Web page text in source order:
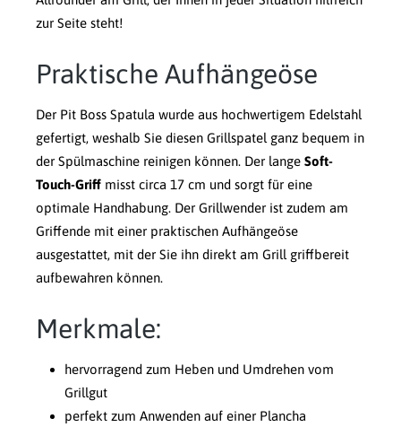
zur Seite steht!
Praktische Aufhängeöse
Der Pit Boss Spatula wurde aus hochwertigem Edelstahl
gefertigt, weshalb Sie diesen Grillspatel ganz bequem in
der Spülmaschine reinigen können. Der lange Soft-
Touch-Griff misst circa 17 cm und sorgt für eine
optimale Handhabung. Der Grillwender ist zudem am
Griffende mit einer praktischen Aufhängeöse
ausgestattet, mit der Sie ihn direkt am Grill griffbereit
aufbewahren können.
Merkmale:
hervorragend zum Heben und Umdrehen vom
Grillgut
perfekt zum Anwenden auf einer Plancha